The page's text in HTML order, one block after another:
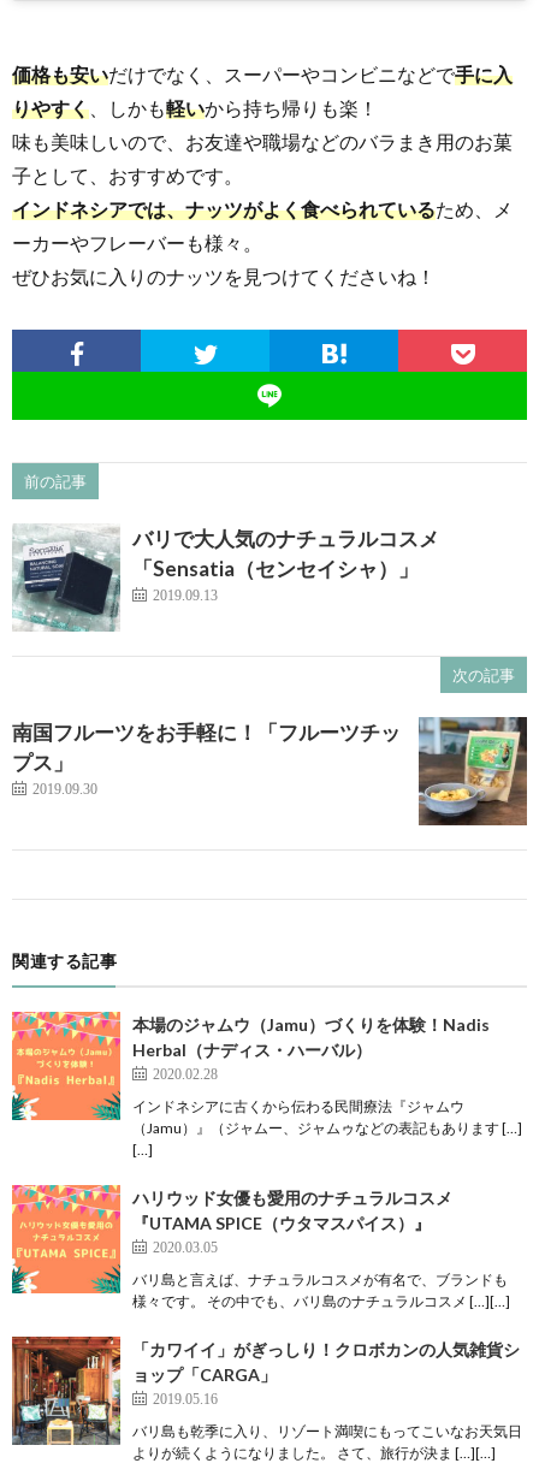
価格も安いだけでなく、スーパーやコンビニなどで手に入
りやすく 、しかも軽いから持ち帰りも楽！
味も美味しいので、お友達や職場などのバラまき用のお菓
子として、おすすめです。
インドネシアでは、ナッツがよく食べられているため、メ
ーカーやフレーバーも様々。
ぜひお気に入りのナッツを見つけてくださいね！
前の記事
バリで大人気のナチュラルコスメ
「Sensatia（センセイシャ）」
2019.09.13
次の記事
南国フルーツをお手軽に！「フルーツチッ
プス」
2019.09.30
関連する記事
本場のジャムウ（Jamu）づくりを体験！Nadis
Herbal（ナディス・ハーバル）
2020.02.28
インドネシアに古くから伝わる民間療法『ジャムウ
（Jamu）』（ジャムー、ジャムゥなどの表記もあります […]
[…]
ハリウッド女優も愛用のナチュラルコスメ
『UTAMA SPICE（ウタマスパイス）』
2020.03.05
バリ島と言えば、ナチュラルコスメが有名で、ブランドも
様々です。 その中でも、バリ島のナチュラルコスメ […][…]
「カワイイ」がぎっしり！クロボカンの人気雑貨シ
ョップ「CARGA」
2019.05.16
バリ島も乾季に入り、リゾート満喫にもってこいなお天気日
よりが続くようになりました。 さて、旅行が決ま […][…]